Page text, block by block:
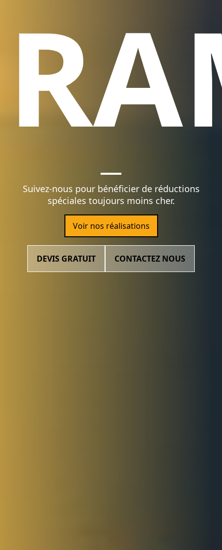
Suivez-nous pour bénéficier de réductions
spéciales toujours moins cher.
Voir nos réalisations
DEVIS GRATUIT CONTACTEZ NOUS